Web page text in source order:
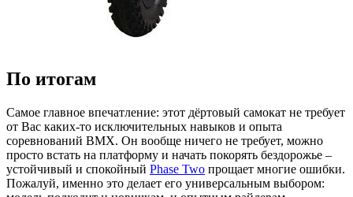
По итогам
Самое главное впечатление: этот дёртовый самокат не требует
от Вас каких-то исключительных навыков и опыта
соревнований BMX. Он вообще ничего не требует, можно
просто встать на платформу и начать покорять бездорожье –
устойчивый и спокойный Phase Two прощает многие ошибки.
Пожалуй, именно это делает его универсальным выбором: